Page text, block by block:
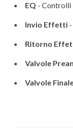
EQ - Controlli
Invio Effetti
Ritorno
Valvole
Valvole